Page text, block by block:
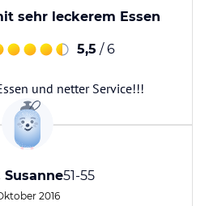
sehr leckerem Essen
5,5 / 6
und netter Service!!!
Susanne51-55
2016